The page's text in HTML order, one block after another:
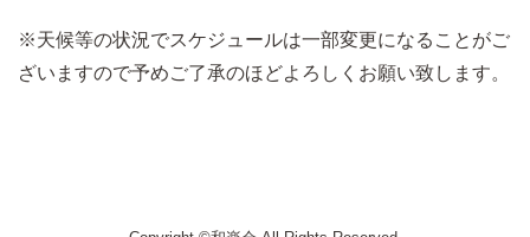
※天候等の状況でスケジュールは一部変更になることがご
ざいますので予めご了承のほどよろしくお願い致します。